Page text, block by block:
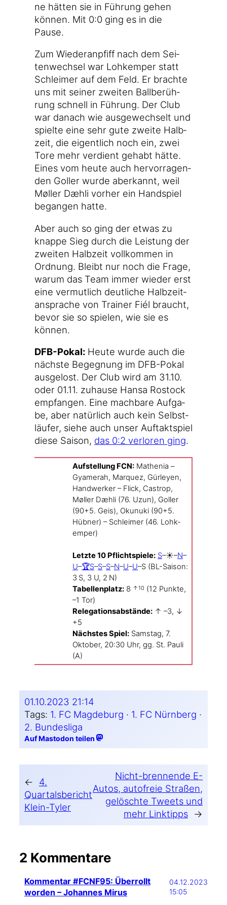
ne hät­ten sie in Füh­rung gehen
kön­nen. Mit 0:0 ging es in die
Pause.
Zum Wie­der­an­pfiff nach dem Sei­
ten­wech­sel war Lohk­em­per statt
Schlei­mer auf dem Feld. Er brach­te
uns mit sei­ner zwei­ten Ball­be­rüh­
rung schnell in Füh­rung. Der Club
war danach wie aus­ge­wech­selt und
spiel­te eine sehr gute zwei­te Halb­
zeit, die eigent­lich noch ein, zwei
Tore mehr ver­dient gehabt hät­te.
Eines vom heu­te auch her­vor­ra­gen­
den Gol­ler wur­de aberkannt, weil
Møl­ler Dæh­li vor­her ein Hand­spiel
began­gen hatte.
Aber auch so ging der etwas zu
knap­pe Sieg durch die Leis­tung der
zwei­ten Halb­zeit voll­kom­men in
Ord­nung. Bleibt nur noch die Fra­ge,
war­um das Team immer wie­der erst
eine ver­mut­lich deut­li­che Halb­zeit­
an­spra­che von Trai­ner Fiél braucht,
bevor sie so spie­len, wie sie es
können.
DFB-Pokal: Heu­te wur­de auch die
nächs­te Begeg­nung im DFB-Pokal
aus­ge­lost. Der Club wird am 31.10.
oder 01.11. zuhau­se Han­sa Ros­tock
emp­fan­gen. Eine mach­ba­re Auf­ga­
be, aber natür­lich auch kein Selbst­
läu­fer, sie­he auch unser Auf­takt­spiel
die­se Sai­son, das 0:2 ver­lo­ren ging.
Auf­stel­lung FCN: Mathe­nia –
Gya­me­rah, Mar­quez, Gür­ley­en,
Hand­wer­ker – Flick, Cas­trop,
Møl­ler Dæh­li (76. Uzun), Gol­ler
(90+5. Geis), Okunu­ki (90+5.
Hüb­ner) – Schlei­mer (46. Lohk­
em­per)
Letz­te 10 Pflicht­spie­le: S–☀️–N–
U–🏆S–S–S–N–U–U–S (BL-Saison:
3 S, 3 U, 2 N)
Tabel­len­platz: 8 ↑10 (12 Punk­te,
–1 Tor)
Rele­ga­ti­ons­ab­stän­de: ↑ –3, ↓
+5
Nächs­tes Spiel: Sams­tag, 7.
Okto­ber, 20:30 Uhr, gg. St. Pau­li
(A)
01.10.2023 21:14
Tags: 1. FC Magdeburg · 1. FC Nürnberg
2. Bundesliga
Auf Mastodon teilen
←
4.
Quartalsbericht
Klein-Tyler
Nicht-brennende E-
Autos, autofreie Straßen,
gelöschte Tweets und
mehr Linktipps →
2 Kommentare
Kommentar #FCNF95: Überrollt
worden – Johannes Mirus
04.12.2023
15:05